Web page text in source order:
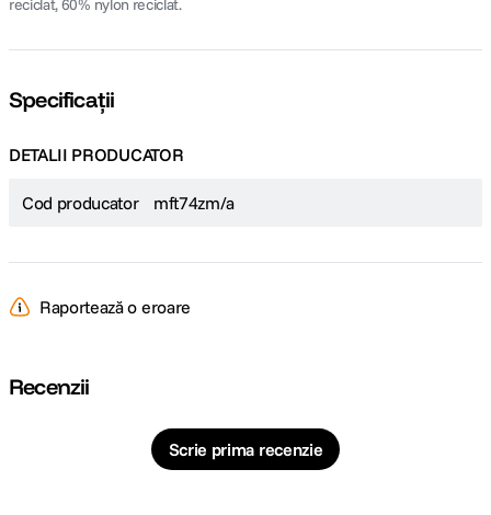
reciclat, 60% nylon reciclat.
Specificații
DETALII PRODUCATOR
Cod producator mft74zm/a
Raportează o eroare
Recenzii
Scrie prima recenzie